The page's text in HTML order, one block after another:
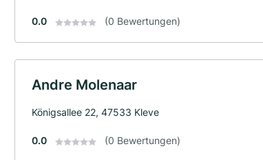
0.0 (0 Bewertungen)
Andre Molenaar
Königsallee 22, 47533 Kleve
0.0 (0 Bewertungen)